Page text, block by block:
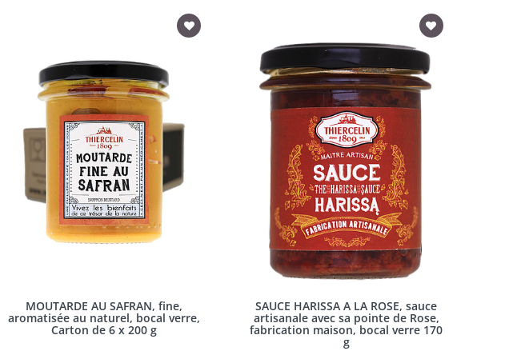
MOUTARDE AU SAFRAN, fine,
aromatisée au naturel, bocal verre,
Carton de 6 x 200 g
SAUCE HARISSA A LA ROSE, sauce
artisanale avec sa pointe de Rose,
fabrication maison, bocal verre 170
g